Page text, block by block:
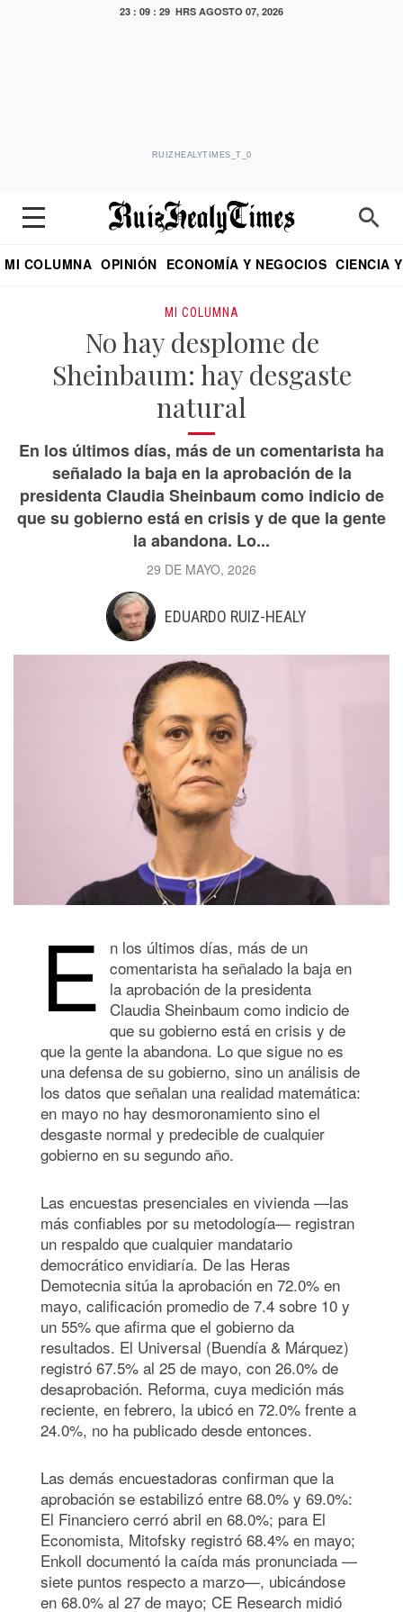
23 : 09 : 30 HRS AGOSTO 07, 2026
RUIZHEALYTIMES_T_0
MI COLUMNA OPINIÓN ECONOMÍA Y NEGOCIOS CIENCIA
MI COLUMNA
No hay desplome de
Sheinbaum: hay desgaste
natural
En los últimos días, más de un comentarista ha
señalado la baja en la aprobación de la
presidenta Claudia Sheinbaum como indicio de
que su gobierno está en crisis y de que la gente
la abandona. Lo...
29 DE MAYO, 2026
EDUARDO RUIZ-HEALY
E
n los últimos días, más de un
comentarista ha señalado la baja en
la aprobación de la presidenta
Claudia Sheinbaum como indicio de
que su gobierno está en crisis y de
que la gente la abandona. Lo que sigue no es
una defensa de su gobierno, sino un análisis de
los datos que señalan una realidad matemática:
en mayo no hay desmoronamiento sino el
desgaste normal y predecible de cualquier
gobierno en su segundo año.
Las encuestas presenciales en vivienda —las
más confiables por su metodología— registran
un respaldo que cualquier mandatario
democrático envidiaría. De las Heras
Demotecnia sitúa la aprobación en 72.0% en
mayo, calificación promedio de 7.4 sobre 10 y
un 55% que afirma que el gobierno da
resultados. El Universal (Buendía & Márquez)
registró 67.5% al 25 de mayo, con 26.0% de
desaprobación. Reforma, cuya medición más
reciente, en febrero, la ubicó en 72.0% frente a
24.0%, no ha publicado desde entonces.
Las demás encuestadoras confirman que la
aprobación se estabilizó entre 68.0% y 69.0%:
El Financiero cerró abril en 68.0%; para El
Economista, Mitofsky registró 68.4% en mayo;
Enkoll documentó la caída más pronunciada —
siete puntos respecto a marzo—, ubicándose
en 68.0% al 27 de mayo; CE Research midió